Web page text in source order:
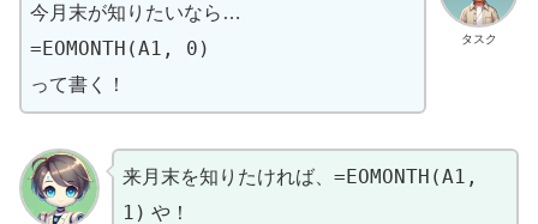
タスク
今月末が知りたいなら…
=EOMONTH(A1, 0)
って書く！
来月末を知りたければ、 =EOMONTH(A1,
1) や！